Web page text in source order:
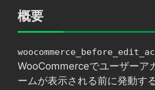
リ
概要
WooCommerceでユーザーア
ームが表示される前に発動す